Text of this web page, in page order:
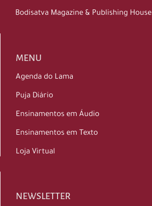
Bodisatva Magazine & Publishing House
MENU
Agenda do Lama
Puja Diário
Ensinamentos em Áudio
Ensinamentos em Texto
Loja Virtual
NEWSLETTER